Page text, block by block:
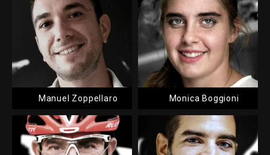
Manuel Zoppellaro Monica Boggioni